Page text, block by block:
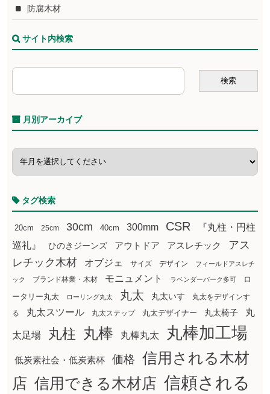
防腐木材
サイト内検索
月別アーカイブ
タグ検索
20cm 25cm 30cm 40cm 300mm CSR
『丸柱・円柱
巡礼』
ひのきジーンズ アウトドア アスレチック
アス
レチック木材
オブジェ サイズ デザイン フィールドアスレチ
ック ブランド林業・木材 モニュメント ラベンダーパーク多可
ロ
ータリー丸太
ローリング丸太 丸太 丸太いす
丸太をデザインす
る
丸太スツール 丸太ステップ 丸太デザイナー 丸太椅子 丸
太足場 丸柱 丸棒 丸棒丸太 丸棒加工場
低炭素社会・低炭素杯 価格
信用される木材
店 信用できる木材店 信頼される